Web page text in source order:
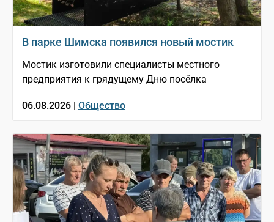
В парке Шимска появился новый мостик
Мостик изготовили специалисты местного
предприятия к грядущему Дню посёлка
06.08.2026 | Общество